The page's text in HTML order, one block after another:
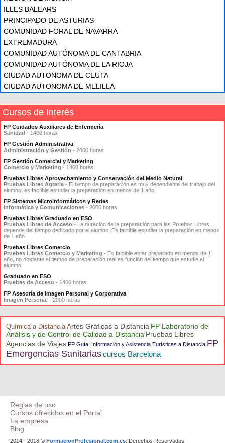
ILLES BALEARS
PRINCIPADO DE ASTURIAS
COMUNIDAD FORAL DE NAVARRA
EXTREMADURA
COMUNIDAD AUTÓNOMA DE CANTABRIA
COMUNIDAD AUTÓNOMA DE LA RIOJA
CIUDAD AUTONOMA DE CEUTA
CIUDAD AUTONOMA DE MELILLA
Cursos de Interés
FP Cuidados Auxiliares de Enfermería
Sanidad - 1400 horas
FP Gestión Administrativa
Administración y Gestión - 2000 horas
FP Gestión Comercial y Marketing
Comercio y Marketing - 1400 horas
Pruebas Libres Aprovechamiento y Conservación del Medio Natural
Pruebas Libres Agraria - El tiempo de preparación es muy dependiente del trabajo del
alumno: es factible estudiar la preparación en menos de 1 año
FP Sistemas Microinformáticos y Redes
Informática y Comunicaciones - 2000 horas
Pruebas Libres Graduado en ESO
Pruebas Libres de Acceso - La duración de la preparación para las Pruebas Libres
depende del tiempo dedicado por el alumno. Es factible estudiar la preparación en menos
de 1 año
Pruebas Libres Comercio
Pruebas Libres Comercio y Marketing - Es factible estar preparado en menos de 1
año, no obstante el tiempo de preparación real es función del tiempo que estudie el
alumno
Graduado en ESO
Pruebas de Acceso - 1400 horas
FP Asesoría de Imagen Personal y Corporativa
Imagen Personal - 2000 horas
Química a Distancia Artes Gráficas a Distancia FP Laboratorio de
Análisis y de Control de Calidad a Distancia Pruebas Libres
Agencias de Viajes FP Guía, Información y Asistencia Turísticas a Distancia FP
Emergencias Sanitariascursos Barcelona
Reglas de uso
Cursos ofrecidos en el Portal
La empresa
Blog
2014 - 2018 © FormacionProfesional.com.es: Derechos Reservados